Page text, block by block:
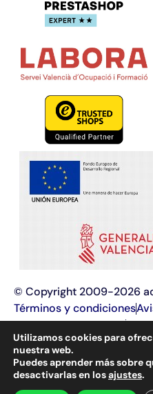
© Copyright 2009-2026
Términos y condiciones
Política de privacidad
Programación web y
optimización e innovación
buscadores (SEO y SEM) y
Diseño web en Alcoy,diseño
Utilizamos cookies para
nuestra web.
Puedes aprender más sobre
desactivarlas en losajustes.